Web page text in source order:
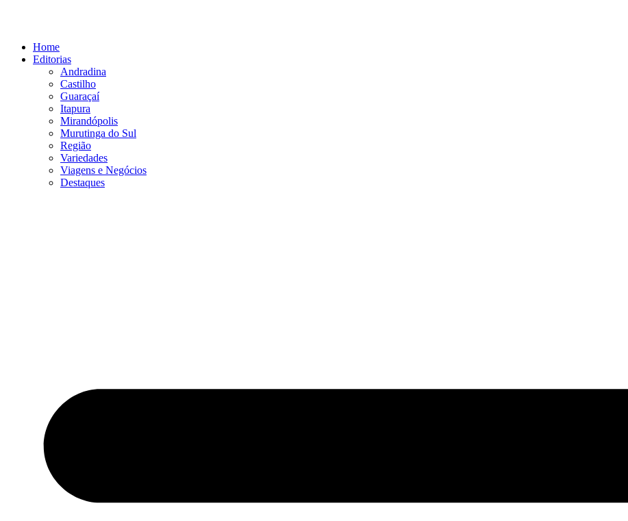
conteúdoHome
Editorias
Andradina
Castilho
Guaraçaí
Itapura
Mirandópolis
Murutinga do Sul
Região
Variedades
Viagens e Negócios
Destaques